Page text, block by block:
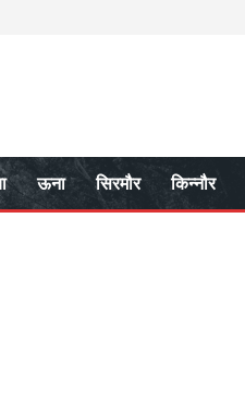
ऊना सिरमौर किन्नौर